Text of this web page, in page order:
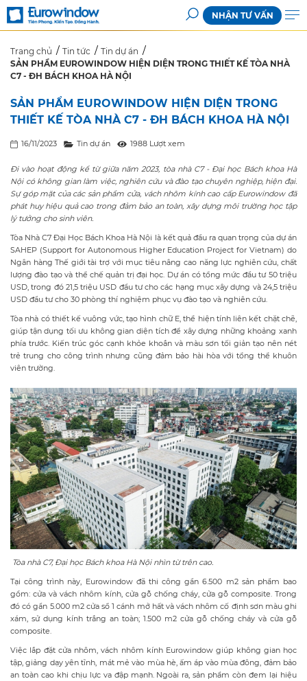
NHẬN TƯ VẤN
Trang chủ Tin tức
Tin dự án
SẢN PHẨM EUROWINDOW HIỆN DIỆN TRONG THIẾT KẾ TÒA NHÀ
C7 - ĐH BÁCH KHOA HÀ NỘI
SẢN PHẨM EUROWINDOW HIỆN DIỆN TRONG
THIẾT KẾ TÒA NHÀ C7 - ĐH BÁCH KHOA HÀ NỘI
16/11/2023 Tin dự án 1988 Lượt xem
Đi vào hoạt động kể từ giữa năm 2023, tòa nhà C7 - Đại học Bách khoa Hà
Nội có không gian làm việc, nghiên cứu và đào tạo chuyên nghiệp, hiện đại.
Sự góp mặt của các sản phẩm cửa, vách nhôm kính cao cấp Eurowindow đã
phát huy hiệu quả cao trong đảm bảo an toàn, xây dựng môi trường học tập
lý tưởng cho sinh viên.
Tòa Nhà C7 Đại Học Bách Khoa Hà Nội là kết quả đầu ra quan trọng của dự án
SAHEP (Support for Autonomous Higher Education Project for Vietnam) do
Ngân hàng Thế giới tài trợ với mục tiêu nâng cao năng lực nghiên cứu, chất
lượng đào tạo và thể chế quản trị đại học. Dự án có tổng mức đầu tư 50 triệu
USD, trong đó 21,5 triệu USD đầu tư cho các hạng mục xây dựng và 24,5 triệu
USD đầu tư cho 30 phòng thí nghiệm phục vụ đào tạo và nghiên cứu.
Tòa nhà có thiết kế vuông vức, tạo hình chữ E, thể hiện tính liên kết chặt chẽ,
giúp tận dụng tối ưu không gian diện tích để xây dựng những khoảng xanh
phía trước. Kiến trúc góc cạnh khỏe khoắn và màu sơn tối giản tạo nên nét
trẻ trung cho công trình nhưng cũng đảm bảo hài hòa với tổng thể khuôn
viên trường.
Tòa nhà C7, Đại học Bách khoa Hà Nội nhìn từ trên cao.
Tại công trình này, Eurowindow đã thi công gần 6.500 m2 sản phẩm bao
gồm: cửa và vách nhôm kính, cửa gỗ chống cháy, cửa gỗ composite. Trong
đó có gần 5.000 m2 cửa sổ 1 cánh mở hất và vách nhôm cố định sơn màu ghi
xám, sử dụng kính trắng an toàn; 1.500 m2 cửa gỗ chống cháy và cửa gỗ
composite.
Việc lắp đặt cửa nhôm, vách nhôm kính Eurowindow giúp không gian học
tập, giảng dạy yên tĩnh, mát mẻ vào mùa hè, ấm áp vào mùa đông, đảm bảo
an toàn cao khi chịu lực va đập mạnh. Ngoài ra, sản phẩm còn đem lại hiệu